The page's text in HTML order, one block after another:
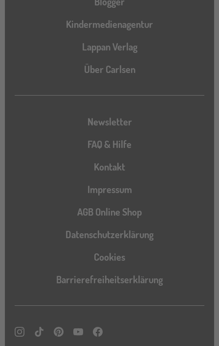
Kindermedienagentur
Lappan Verlag
Über Carlsen
Newsletter
FAQ & Hilfe
Kontakt
Impressum
AGB Online Shop
Datenschutzerklärung
Cookies
Barrierefreiheitserklärung
InstagramTikTokPinterestYouTubeFacebook